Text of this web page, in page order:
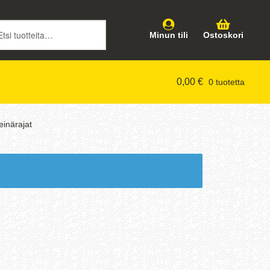
Minun tili Ostoskori
0,00 € 0 tuotetta